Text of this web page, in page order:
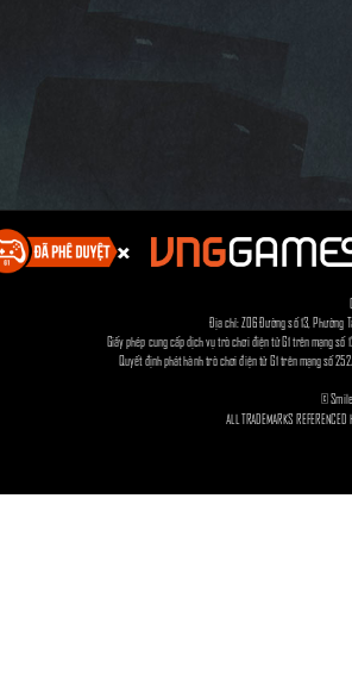
Địa chỉ: Z06 Đường số 13, Phường
Giấy phép cung cấp dịch vụ trò chơi điện tử G1 trên mạng
Quyết định phát hành trò chơi điện tử G1 trên mạng số
©
ALL TRADEMARKS